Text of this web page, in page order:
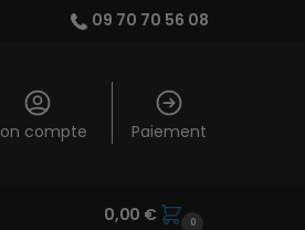
09 70 70 56 08
compte Paiement
0,00 € 0